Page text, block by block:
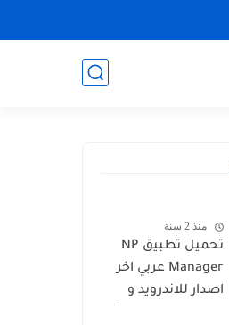
منذ 2 سنة
تحميل تطبيق NP
Manager عربي اخر
اصدار للاندرويد و